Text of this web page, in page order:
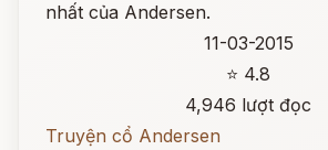
nhất của Andersen.
11-03-2015
⭐ 4.8
4,946 lượt đọc
Truyện cổ Andersen